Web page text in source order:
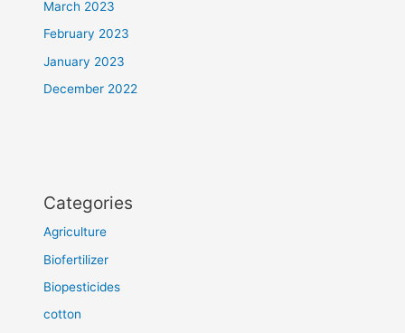
March 2023
February 2023
January 2023
December 2022
Categories
Agriculture
Biofertilizer
Biopesticides
cotton